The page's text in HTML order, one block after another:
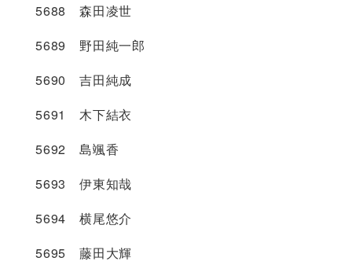
5688 森田凌世
5689 野田純一郎
5690 吉田純成
5691 木下結衣
5692 島颯香
5693 伊東知哉
5694 横尾悠介
5695 藤田大輝